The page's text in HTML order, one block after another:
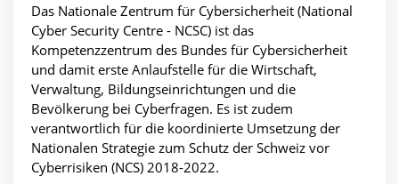
Das Nationale Zentrum für Cybersicherheit (National
Cyber Security Centre - NCSC) ist das
Kompetenzzentrum des Bundes für Cybersicherheit
und damit erste Anlaufstelle für die Wirtschaft,
Verwaltung, Bildungseinrichtungen und die
Bevölkerung bei Cyberfragen. Es ist zudem
verantwortlich für die koordinierte Umsetzung der
Nationalen Strategie zum Schutz der Schweiz vor
Cyberrisiken (NCS) 2018-2022.